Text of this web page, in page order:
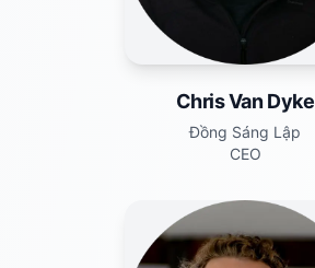
Chris Van Dyke
Đồng Sáng Lập
CEO